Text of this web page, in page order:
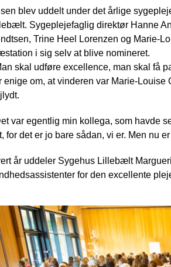
blev uddelt under det årlige
Sygeplejefaglig direktør Hanne
Trine Heel Lorenzen og Marie-
i sig selv at blive nomineret.
skal udføre excellence, man skal få
enige om, at vinderen var Marie-
var egentlig min kollega, som havde
for det er jo bare sådan, vi er. Men nu
år uddeler Sygehus Lillebælt
for den excellente